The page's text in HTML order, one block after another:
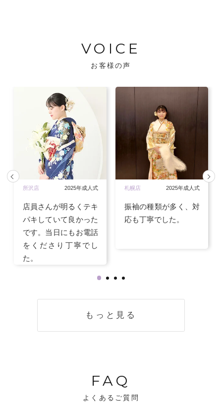
VOICE
お客様の声
所沢店 2025年成人式
店員さんが明るくテキ
パキしていて良かった
です。当日にもお電話
をくださり丁寧でし
た。
札幌店 2025年成人式
振袖の種類が多く、対
応も丁寧でした。
もっと見る
FAQ
よくあるご質問